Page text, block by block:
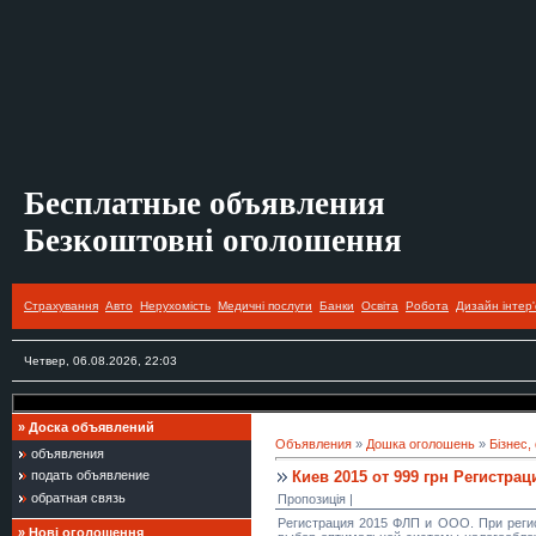
Бесплатные объявления
Безкоштовні оголошення
Страхування Авто Нерухомість Медичні послуги Банки Освіта Робота Дизайн
Четвер, 06.08.2026, 22:03
» Доска объявлений
объявления
подать объявление
обратная связь
» Нові оголошення
Объявления » Дошка оголошень » Бізнес,
Киев 2015 от 999 грн
Пропозиція |
Регистрация 2015 ФЛП и ООО. При